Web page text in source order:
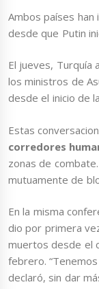
Ambos países han
desde que Putin
El jueves, Turquía
los ministros de
desde el inicio de
Estas
corredores
zonas de
mutuamente de
En la misma
dio por primera
muertos desde el
febrero.
declaró, sin dar